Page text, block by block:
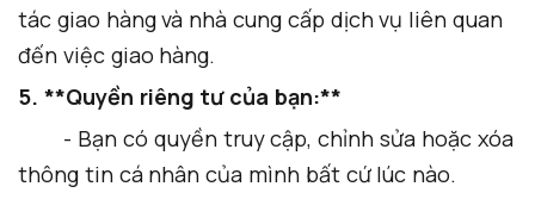
tác giao hàng và nhà cung cấp dịch vụ liên quan
đến việc giao hàng.
5. **Quyền riêng tư của bạn:**
- Bạn có quyền truy cập, chỉnh sửa hoặc xóa
thông tin cá nhân của mình bất cứ lúc nào.